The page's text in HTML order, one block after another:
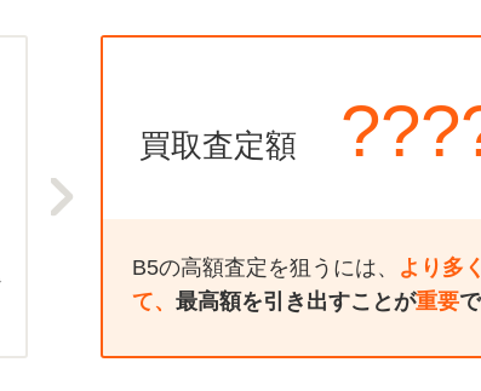
買取査定額
B5の高額査定を狙うには、 より多
て、 最高額を引き出すことが重要